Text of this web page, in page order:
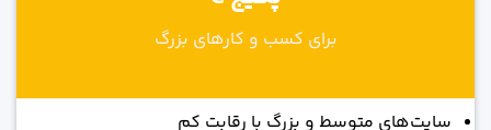
برای کسب و کارهای بزرگ
سایت‌های متوسط و بزرگ با رقابت کم